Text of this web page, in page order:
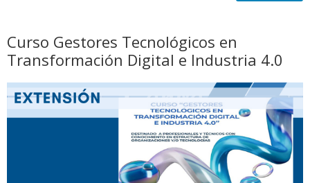
Curso Gestores Tecnológicos en
Transformación Digital e Industria 4.0